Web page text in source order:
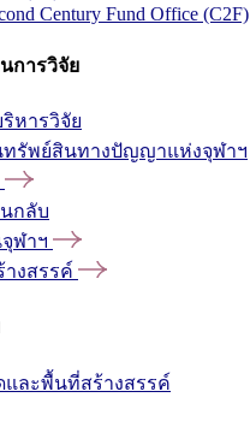
Century Fund Office (C2F)
การวิจัย
หารวิจัย
ทรัพย์สินทางปัญญาแห่งจุฬาฯ
กลับ
ฬาฯ
งสรรค์
ละพื้นที่สร้างสรรค์